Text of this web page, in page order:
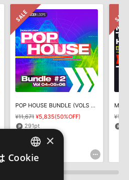
されます。メールに記載されており
ンロード／導入を行って下さい。
則として日本語版操作マニュアルをご
後のご不明点や詳細に関するお問い合
までご連絡ください。
ンドを使ってできることを紹介するた
楽曲です。原則として、デモソング
はできません。また、デモソングを
ンプルパックに含まれていることを
上、一切の返品・返金はお受け付け致
製品をご購入頂く必要がございます。
ポート情報
POP HOUSE BUNDLE (VOLS 4-6)
¥11,671 ¥5,835(50%OFF)
291pt
ENGLISH
×
Cookie